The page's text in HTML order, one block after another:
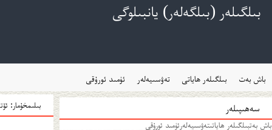
بىلگىلەر (بىلگەلەر) يانبىلوگى
باش بەت بىلگىلەر ھاياتى تەۋسىيەلەر ئۈمىد ئورۇقى
سەھىپىلەر
باش بەتبىلگىلەر ھاياتىتەۋسىيەلەرئۈمىد ئورۇقى
بىلىمخۇمار: